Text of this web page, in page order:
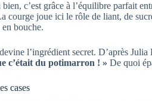
c’est grâce à l’équilibre parfait
courge joue ici le rôle de liant, de
bouche.
l’ingrédient secret. D’après Julia
c’était du potimarron ! » De quoi
cases